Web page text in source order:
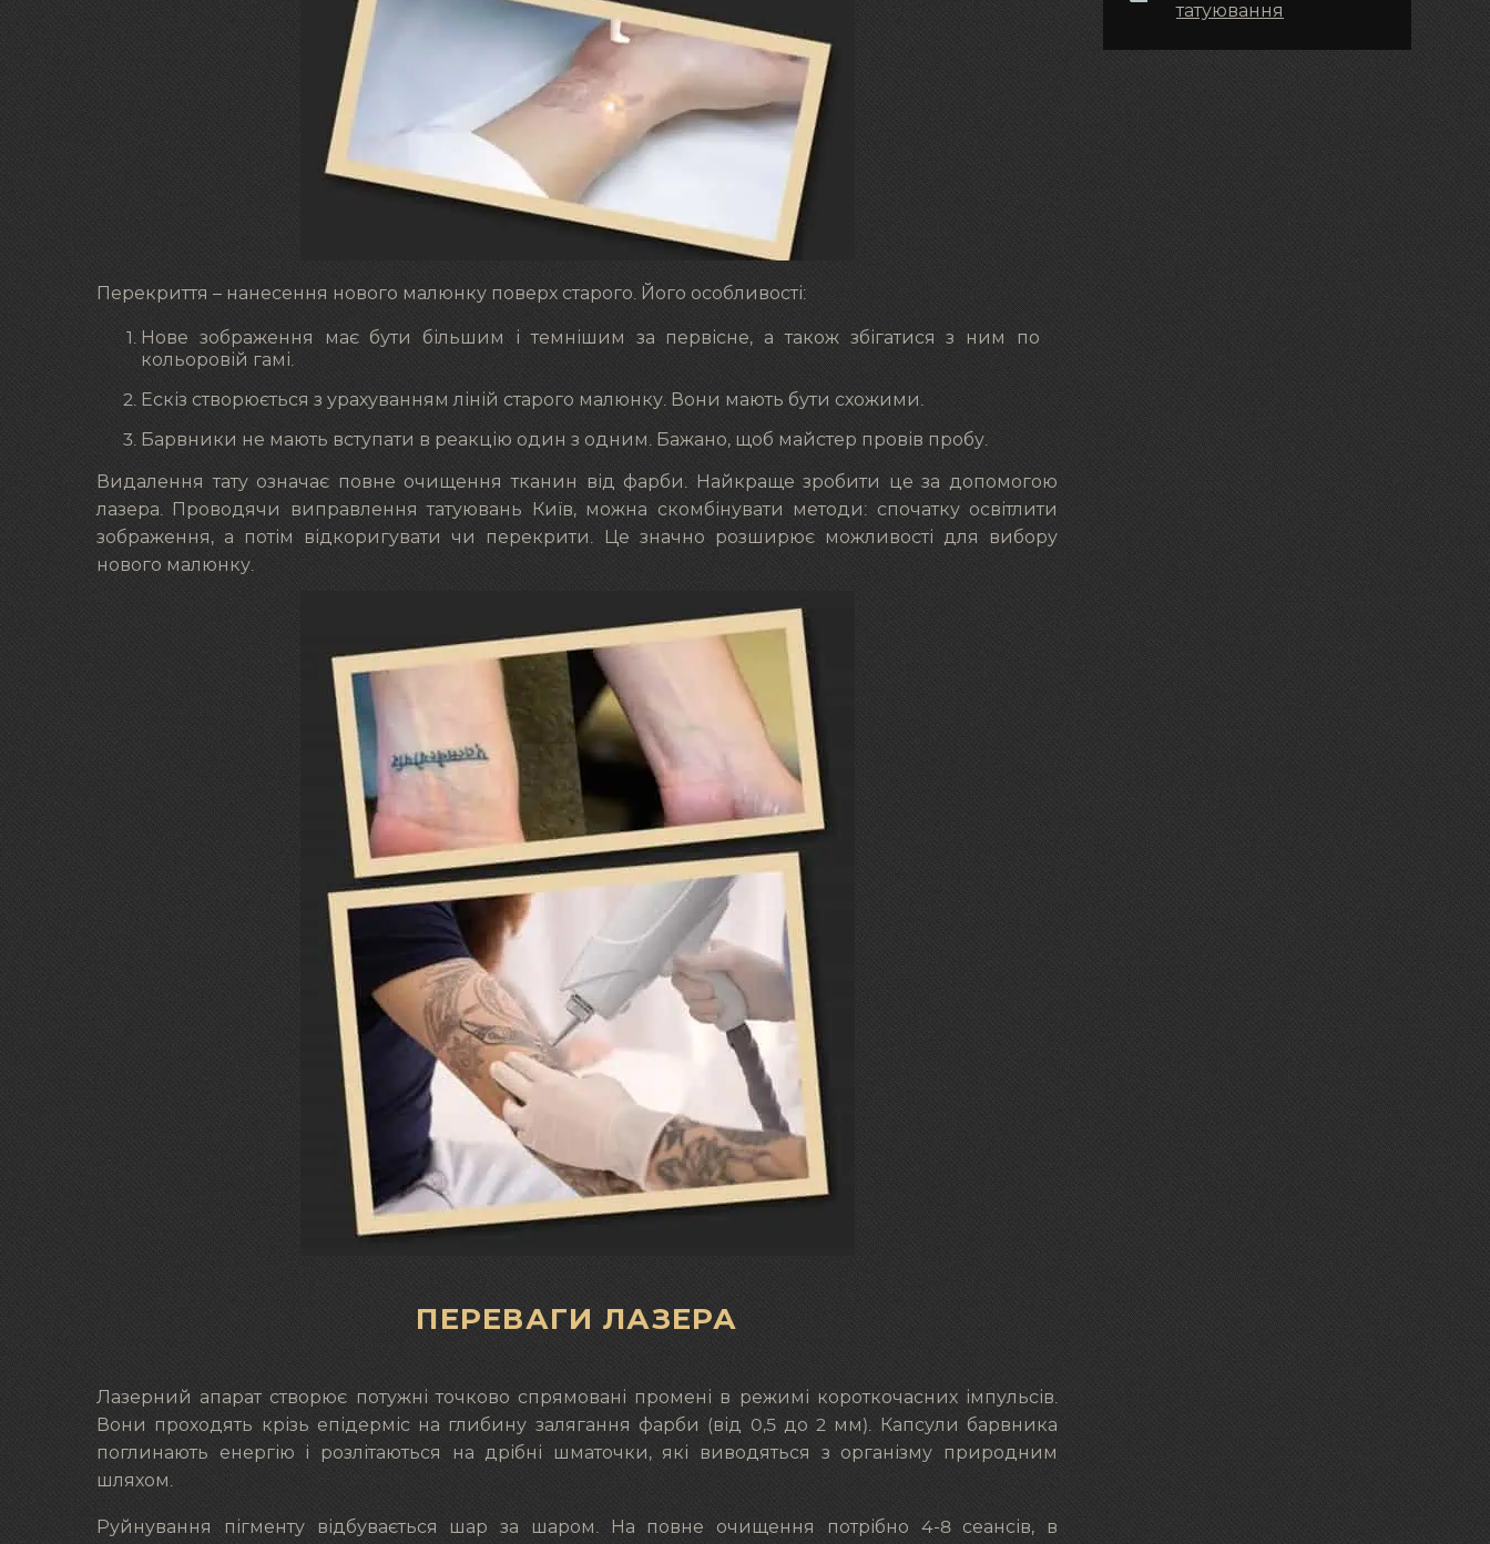
Перекриття – нанесення нового малюнку поверх старого. Його особливості:
Нове зображення має бути більшим і темнішим за первісне, а також збігатися з ним по
кольоровій гамі.
Ескіз створюється з урахуванням ліній старого малюнку. Вони мають бути схожими.
Барвники не мають вступати в реакцію один з одним. Бажано, щоб майстер провів пробу.
Видалення тату означає повне очищення тканин від фарби. Найкраще зробити це за допомогою
лазера. Проводячи виправлення татуювань Київ, можна скомбінувати методи: спочатку освітлити
зображення, а потім відкоригувати чи перекрити. Це значно розширює можливості для вибору
нового малюнку.
ПЕРЕВАГИ ЛАЗЕРА
Лазерний апарат створює потужні точково спрямовані промені в режимі короткочасних імпульсів.
Вони проходять крізь епідерміс на глибину залягання фарби (від 0,5 до 2 мм). Капсули барвника
поглинають енергію і розлітаються на дрібні шматочки, які виводяться з організму природним
шляхом.
Руйнування пігменту відбувається шар за шаром. На повне очищення потрібно 4-8 сеансів, в
татуювання